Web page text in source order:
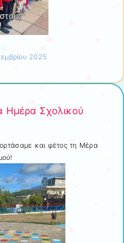
2025
Ημέρα Σχολικού
και φέτος τη Μέρα